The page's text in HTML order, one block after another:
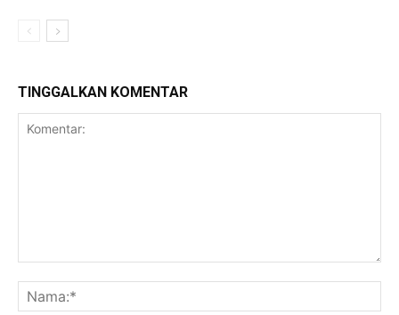
TINGGALKAN KOMENTAR